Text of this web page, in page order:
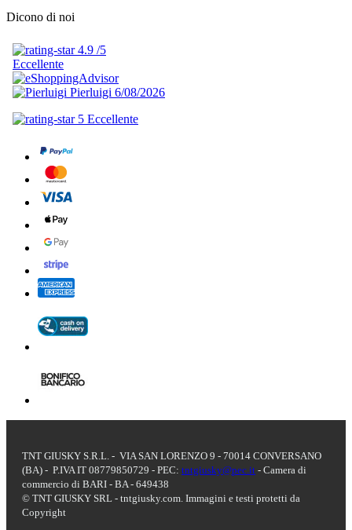
Dicono di noi
TNT GIUSKY S.R.L. - VIA SAN LORENZO 9 - 70014 CONVERSANO
(BA) - P.IVA IT 08779850729 - PEC: tntgiusky@pec.it - Camera di
commercio di BARI - BA - 649438
© TNT GIUSKY SRL - tntgiusky.com. Immagini e testi protetti da
Copyright